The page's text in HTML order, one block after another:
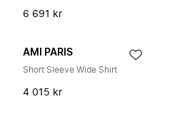
6 691 kr
AMI PARIS
Short Sleeve Wide Shirt
4 015 kr